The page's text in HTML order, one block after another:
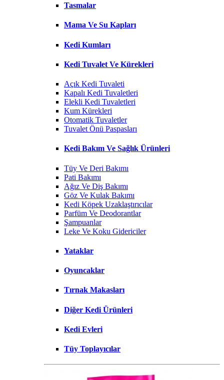
Tasmalar
Mama Ve Su Kapları
Kedi Kumları
Kedi Tuvalet Ve Kürekleri
Açık Kedi Tuvaleti
Kapalı Kedi Tuvaletleri
Elekli Kedi Tuvaletleri
Kum Kürekleri
Otomatik Tuvaletler
Tuvalet Önü Paspasları
Kedi Bakım Ve Sağlık Ürünleri
Tüy Ve Deri Bakımı
Pati Bakımı
Ağız Ve Diş Bakımı
Göz Ve Kulak Bakımı
Kedi Köpek Uzaklaştırıcılar
Parfüm Ve Deodorantlar
Şampuanlar
Leke Ve Koku Gidericiler
Yataklar
Oyuncaklar
Tırnak Makasları
Diğer Kedi Ürünleri
Kedi Evleri
Tüy Toplayıcılar